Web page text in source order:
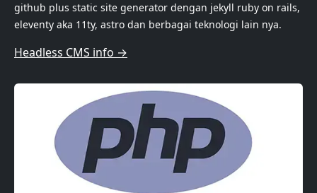
github plus static site generator dengan jekyll ruby on rails,
eleventy aka 11ty, astro dan berbagai teknologi lain nya.
Headless CMS info →